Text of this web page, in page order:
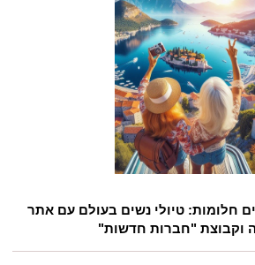
חלומות: טיולי נשים בעולם עם אתר
וקבוצת "חברות חדשות"